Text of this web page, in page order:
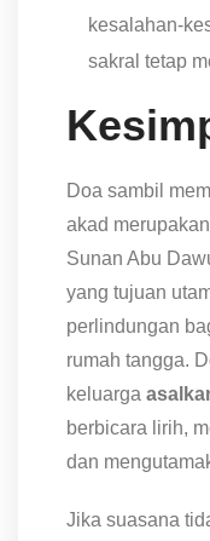
kesalahan-
sakral tetap
Doa sambil
akad
Sunan Abu
yang tujuan
perlindungan
rumah tangga.
keluarga
berbicara lirih,
dan
Jika suasana